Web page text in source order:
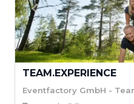
TEAM.EXPERIENCE
Eventfactory GmbH -